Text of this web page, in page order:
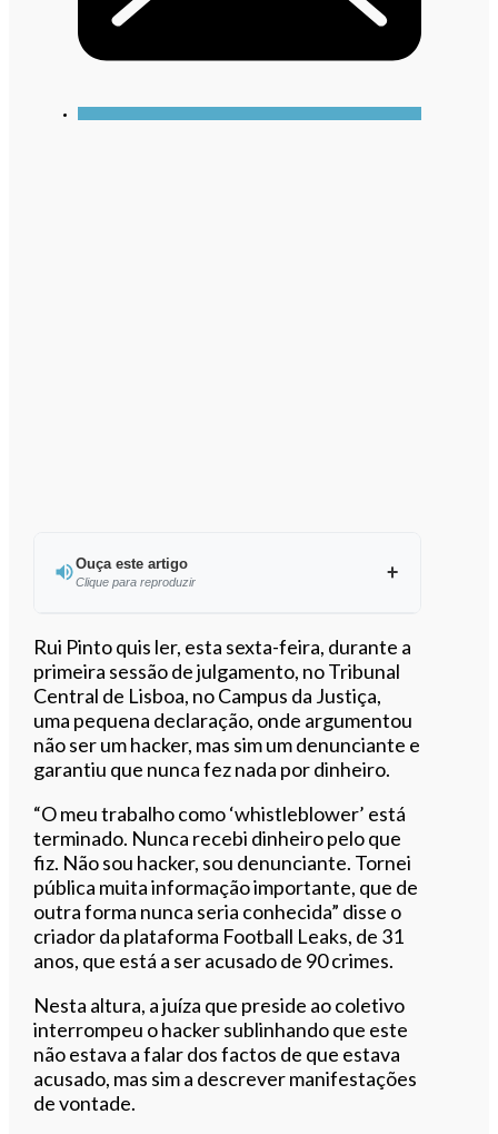
Ouça este artigo
Clique para reproduzir
Ouvir este artigo
Rui Pinto quis ler, esta sexta-feira, durante a
primeira sessão de julgamento, no Tribunal
Central de Lisboa, no Campus da Justiça,
uma pequena declaração, onde argumentou
não ser um hacker, mas sim um denunciante e
garantiu que nunca fez nada por dinheiro.
“O meu trabalho como ‘whistleblower’ está
terminado. Nunca recebi dinheiro pelo que
fiz. Não sou hacker, sou denunciante. Tornei
pública muita informação importante, que de
outra forma nunca seria conhecida” disse o
criador da plataforma Football Leaks, de 31
anos, que está a ser acusado de 90 crimes.
Nesta altura, a juíza que preside ao coletivo
interrompeu o hacker sublinhando que este
não estava a falar dos factos de que estava
acusado, mas sim a descrever manifestações
de vontade.